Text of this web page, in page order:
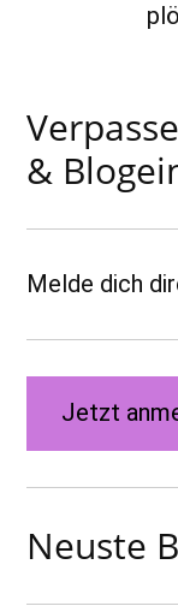
&
Melde dich
Jetzt
Neuste